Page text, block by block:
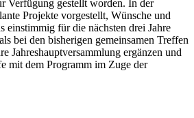
Verfügung gestellt worden. In der
Projekte vorgestellt, Wünsche und
einstimmig für die nächsten drei Jahre
bei den bisherigen gemeinsamen Treffen
Jahreshauptversammlung ergänzen und
mit dem Programm im Zuge der